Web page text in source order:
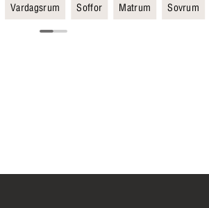
Vardagsrum Soffor Matrum Sovrum